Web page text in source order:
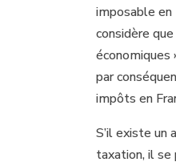
imposable en
considère
économiques
par
impôts en
S’il existe un
taxation, il se